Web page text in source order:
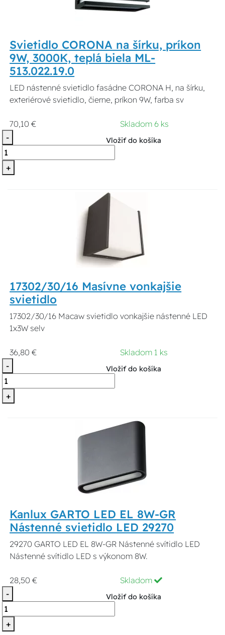
Svietidlo CORONA na šírku, príkon
9W, 3000K, teplá biela ML-
513.022.19.0
LED nástenné svietidlo fasádne CORONA H, na šírku,
exteriérové svietidlo, čierne, príkon 9W, farba sv
70,10 €
Skladom 6 ks
-
+
Vložiť do košíka
17302/30/16 Masívne vonkajšie
svietidlo
17302/30/16 Macaw svietidlo vonkajšie nástenné LED
1x3W selv
36,80 €
Skladom 1 ks
-
+
Vložiť do košíka
Kanlux GARTO LED EL 8W-GR
Nástenné svietidlo LED 29270
29270 GARTO LED EL 8W-GR Nástenné svítidlo LED
Nástenné svítidlo LED s výkonom 8W.
28,50 €
Skladom
-
+
Vložiť do košíka